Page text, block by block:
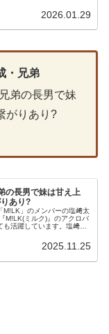
2026.01.29
・兄弟
弟の長男で妹
がりあり?
の長男で妹は甘え上
あり?
M!LK」のメンバーの塩﨑太
M!LK(ミルク)』のアクロバ
も活躍しています。塩﨑太
2025.11.25